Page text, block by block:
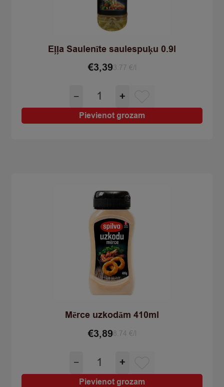
Eļļa Saulenīte saulespuķu 0.9l
€3,393.77 €/l
−
Eļļa
Saulenīte
saulespuķu
0.9l
+
Pievienot grozam
Mērce uzkodām 410ml
€3,898.74 €/l
−
Mērce
uzkodām
410ml
+
Pievienot grozam